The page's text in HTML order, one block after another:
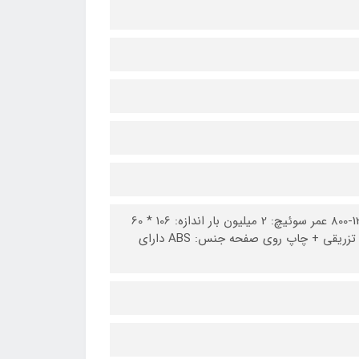
سبک: ماوس بی سیم 6 بعدی مدل تراشه D3065 حساسیت (DPI):800-1200-1600 DPI عمر سوئیچ: 2 میلیون بار اندازه: 106 * 60
* 38 میلی متر ولتاژ کاری: 5 ولت باتری: 2 عدد باتری قلمی فرآیند: قالب گیری تزریقی + چاپ روی صفحه جنس: ABS دارای